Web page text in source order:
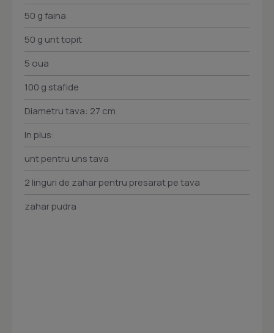
50 g faina
50 g unt topit
5 oua
100 g stafide
Diametru tava: 27 cm
In plus:
unt pentru uns tava
2 linguri de zahar pentru presarat pe tava
zahar pudra